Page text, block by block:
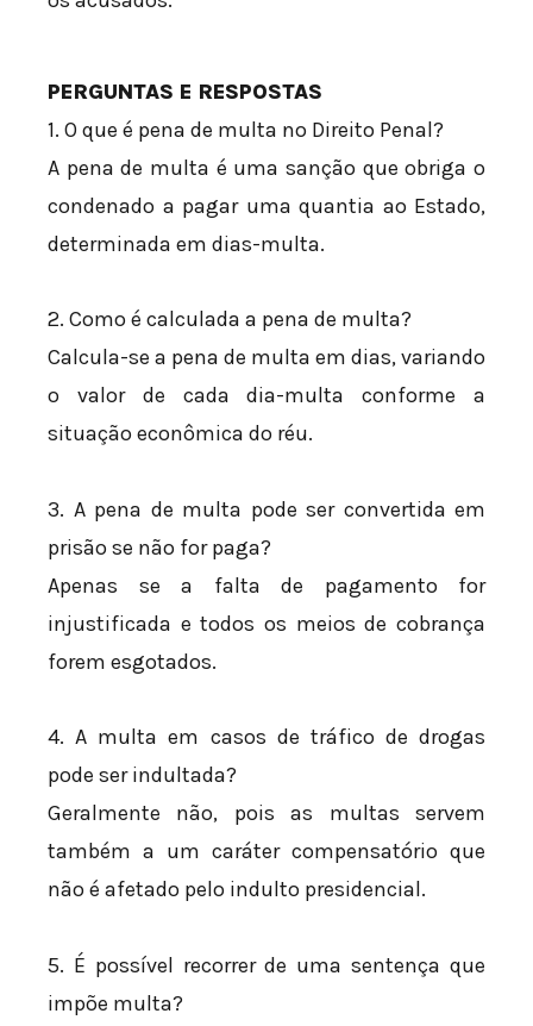
PERGUNTAS E RESPOSTAS
1. O que é pena de multa no Direito Penal?
A pena de multa é uma sanção que obriga o
condenado a pagar uma quantia ao Estado,
determinada em dias-multa.
2. Como é calculada a pena de multa?
Calcula-se a pena de multa em dias, variando
o valor de cada dia-multa conforme a
situação econômica do réu.
3. A pena de multa pode ser convertida em
prisão se não for paga?
Apenas se a falta de pagamento for
injustificada e todos os meios de cobrança
forem esgotados.
4. A multa em casos de tráfico de drogas
pode ser indultada?
Geralmente não, pois as multas servem
também a um caráter compensatório que
não é afetado pelo indulto presidencial.
5. É possível recorrer de uma sentença que
impõe multa?